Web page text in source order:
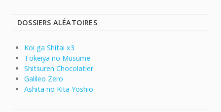
DOSSIERS ALÉATOIRES
Koi ga Shitai x3
Tokeiya no Musume
Shitsuren Chocolatier
Galileo Zero
Ashita no Kita Yoshio